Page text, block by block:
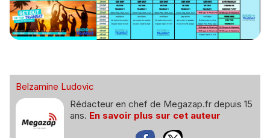
Belzamine Ludovic
Rédacteur en chef de Megazap.fr depuis 15
ans. En savoir plus sur cet auteur